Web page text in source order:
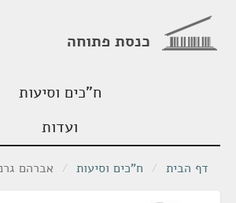
כנסת פתוחה
ח"כים וסיעות
ועדות
דף הבית / ח"כים וסיעות / אברהם